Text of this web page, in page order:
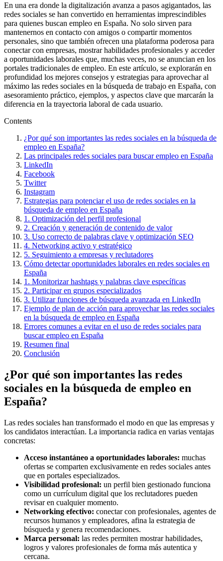
En una era donde la digitalización avanza a pasos agigantados, las
redes sociales se han convertido en herramientas imprescindibles
para quienes buscan empleo en España. No solo sirven para
mantenernos en contacto con amigos o compartir momentos
personales, sino que también ofrecen una plataforma poderosa para
conectar con empresas, mostrar habilidades profesionales y acceder
a oportunidades laborales que, muchas veces, no se anuncian en los
portales tradicionales de empleo. En este artículo, se explorarán en
profundidad los mejores consejos y estrategias para aprovechar al
máximo las redes sociales en la búsqueda de trabajo en España, con
asesoramiento práctico, ejemplos, y aspectos clave que marcarán la
diferencia en la trayectoria laboral de cada usuario.
Contents
¿Por qué son importantes las redes sociales en la búsqueda de
empleo en España?
Las principales redes sociales para buscar empleo en España
LinkedIn
Facebook
Twitter
Instagram
Estrategias para potenciar el uso de redes sociales en la
búsqueda de empleo en España
1. Optimización del perfil profesional
2. Creación y generación de contenido de valor
3. Uso correcto de palabras clave y optimización SEO
4. Networking activo y estratégico
5. Seguimiento a empresas y reclutadores
Cómo detectar oportunidades laborales en redes sociales en
España
1. Monitorizar hashtags y palabras clave específicas
2. Participar en grupos especializados
3. Utilizar funciones de búsqueda avanzada en LinkedIn
Ejemplo de plan de acción para aprovechar las redes sociales
en la búsqueda de empleo en España
Errores comunes a evitar en el uso de redes sociales para
buscar empleo en España
Resumen final
Conclusión
¿Por qué son importantes las redes
sociales en la búsqueda de empleo en
España?
Las redes sociales han transformado el modo en que las empresas y
los candidatos interactúan. La importancia radica en varias ventajas
concretas:
Acceso instantáneo a oportunidades laborales: muchas
ofertas se comparten exclusivamente en redes sociales antes
que en portales especializados.
Visibilidad profesional: un perfil bien gestionado funciona
como un currículum digital que los reclutadores pueden
revisar en cualquier momento.
Networking efectivo: conectar con profesionales, agentes de
recursos humanos y empleadores, afina la estrategia de
búsqueda y genera recomendaciones.
Marca personal: las redes permiten mostrar habilidades,
logros y valores profesionales de forma más autentica y
cercana.